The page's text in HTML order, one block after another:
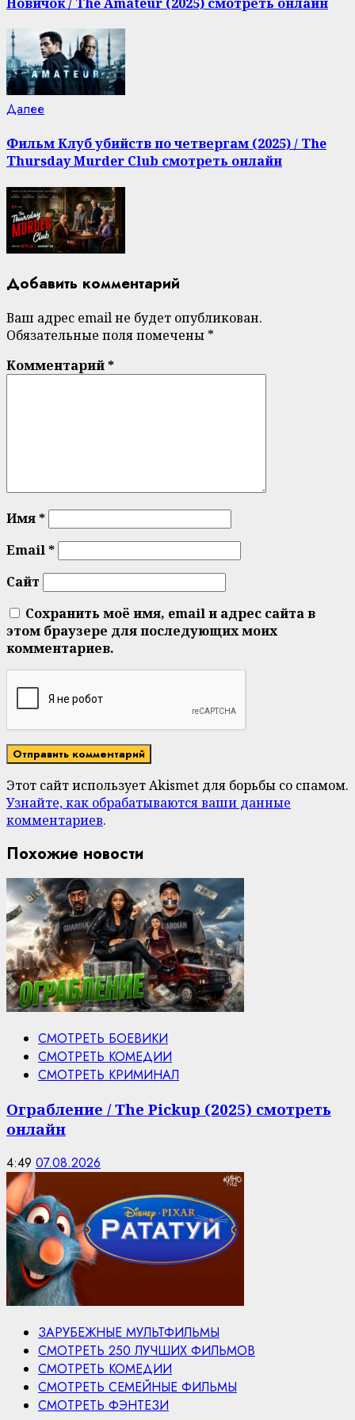
ДалееСледующая
Фильм Клуб убийств по четвергам (2025) / The
Thursday Murder Club смотреть онлайн
Добавить комментарий
Ваш адрес email не будет опубликован.
Обязательные поля помечены *
Комментарий*
Имя*
Email*
Сайт
Сохранить моё имя, email и адрес сайта в
этом браузере для последующих моих
комментариев.
Этот сайт использует Akismet для борьбы со спамом.
Узнайте, как обрабатываются ваши данные
комментариев.
Похожие новости
СМОТРЕТЬ БОЕВИКИ
СМОТРЕТЬ КОМЕДИИ
СМОТРЕТЬ КРИМИНАЛ
Ограбление / The Pickup (2025) смотреть
онлайн
4:49 07.08.2026
ЗАРУБЕЖНЫЕ МУЛЬТФИЛЬМЫ
СМОТРЕТЬ 250 ЛУЧШИХ ФИЛЬМОВ
СМОТРЕТЬ КОМЕДИИ
СМОТРЕТЬ СЕМЕЙНЫЕ ФИЛЬМЫ
СМОТРЕТЬ ФЭНТЕЗИ